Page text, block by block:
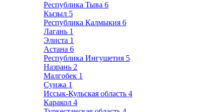
Республика Тыва 6
Кызыл 5
Республика Калмыкия 6
Лагань 1
Элиста 1
Астана 6
Республика Ингушетия 5
Назрань 2
Малгобек 1
Сунжа 1
Иссык-Кульская область 4
Каракол 4